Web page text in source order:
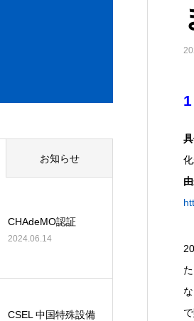
お知らせ
CHAdeMO認証
2024.06.14
CSEL 中国特殊設備